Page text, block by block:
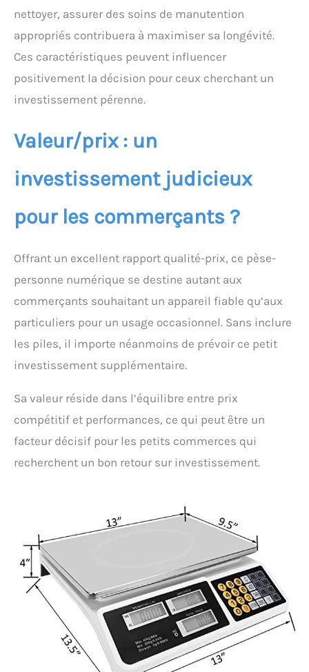
nettoyer, assurer des soins de manutention
appropriés contribuera à maximiser sa longévité.
Ces caractéristiques peuvent influencer
positivement la décision pour ceux cherchant un
investissement pérenne.
Valeur/prix : un
investissement judicieux
pour les commerçants ?
Offrant un excellent rapport qualité-prix, ce pèse-
personne numérique se destine autant aux
commerçants souhaitant un appareil fiable qu’aux
particuliers pour un usage occasionnel. Sans inclure
les piles, il importe néanmoins de prévoir ce petit
investissement supplémentaire.
Sa valeur réside dans l’équilibre entre prix
compétitif et performances, ce qui peut être un
facteur décisif pour les petits commerces qui
recherchent un bon retour sur investissement.